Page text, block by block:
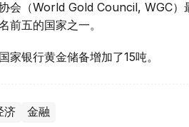
会（World Gold Council, WGC
前五的国家之一。
家银行黄金储备增加了15吨。
济 金融